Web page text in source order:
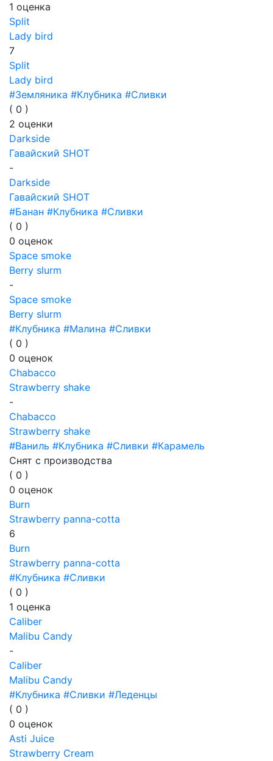
1 оценка
Split
Lady bird
7
Split
Lady bird
#Земляника #Клубника #Сливки
( 0 )
2 оценки
Darkside
Гавайский SHOT
-
Darkside
Гавайский SHOT
#Банан #Клубника #Сливки
( 0 )
0 оценок
Space smoke
Berry slurm
-
Space smoke
Berry slurm
#Клубника #Малина #Сливки
( 0 )
0 оценок
Chabacco
Strawberry shake
-
Chabacco
Strawberry shake
#Ваниль #Клубника #Сливки #Карамель
Снят с производства
( 0 )
0 оценок
Burn
Strawberry panna-cotta
6
Burn
Strawberry panna-cotta
#Клубника #Сливки
( 0 )
1 оценка
Caliber
Malibu Candy
-
Caliber
Malibu Candy
#Клубника #Сливки #Леденцы
( 0 )
0 оценок
Asti Juice
Strawberry Cream